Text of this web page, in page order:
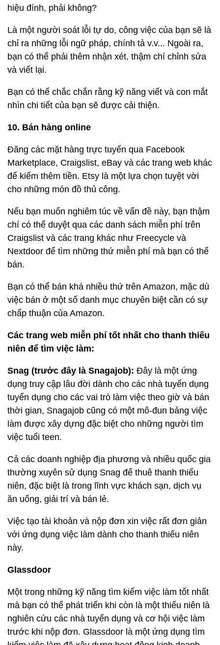
hiệu đính, phải không?
Là một người soát lỗi tự do, công việc của bạn sẽ là
chỉ ra những lỗi ngữ pháp, chính tả v.v... Ngoài ra,
bạn có thể phải thêm nhận xét, thậm chí chỉnh sửa
và viết lại.
Bạn có thể chắc chắn rằng kỹ năng viết và con mắt
nhìn chi tiết của bạn sẽ được cải thiện.
10. Bán hàng online
Đăng các mặt hàng trực tuyến qua Facebook
Marketplace, Craigslist, eBay và các trang web khác
để kiếm thêm tiền. Etsy là một lựa chọn tuyệt vời
cho những món đồ thủ công.
Nếu bạn muốn nghiêm túc về vấn đề này, bạn thậm
chí có thể duyệt qua các danh sách miễn phí trên
Craigslist và các trang khác như Freecycle và
Nextdoor để tìm những thứ miễn phí mà bạn có thể
bán.
Bạn có thể bán khá nhiều thứ trên Amazon, mặc dù
việc bán ở một số danh mục chuyên biệt cần có sự
chấp thuận của Amazon.
Các trang web miễn phí tốt nhất cho thanh thiếu
niên để tìm việc làm:
Snag (trước đây là Snagajob): Đây là một ứng
dụng truy cập lâu đời dành cho các nhà tuyển dụng
tuyển dụng cho các vai trò làm việc theo giờ và bán
thời gian, Snagajob cũng có một mô-đun bảng việc
làm được xây dựng đặc biệt cho những người tìm
việc tuổi teen.
Cả các doanh nghiệp địa phương và nhiều quốc gia
thường xuyên sử dụng Snag để thuê thanh thiếu
niên, đặc biệt là trong lĩnh vực khách sạn, dịch vụ
ăn uống, giải trí và bán lẻ.
Việc tạo tài khoản và nộp đơn xin việc rất đơn giản
với ứng dụng việc làm dành cho thanh thiếu niên
này.
Glassdoor
Một trong những kỹ năng tìm kiếm việc làm tốt nhất
mà bạn có thể phát triển khi còn là một thiếu niên là
nghiên cứu các nhà tuyển dụng và cơ hội việc làm
trước khi nộp đơn. Glassdoor là một ứng dụng tìm